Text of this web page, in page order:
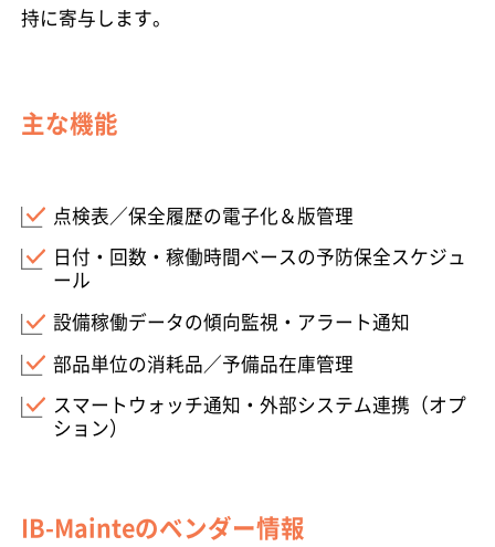
持に寄与します。
主な機能
点検表／保全履歴の電子化＆版管理
日付・回数・稼働時間ベースの予防保全スケジュ
ール
設備稼働データの傾向監視・アラート通知
部品単位の消耗品／予備品在庫管理
スマートウォッチ通知・外部システム連携（オプ
ション）
IB-Mainteのベンダー情報